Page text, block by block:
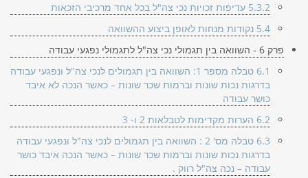
5.3.2 עדיפות זכויות נכי צה"ל בכל אחד מרכיבי הזכאות
5.4 נקודות מנחות לאופן ביצוע ההשוואה
פרק 6 - השוואה בין תגמולי נכי צה"ל לתגמולי נפגעי עבודה
6.1 טבלה מספר 1: השוואה בין תגמולים לנכי צה"ל ונפגעי עבודה
בדרגות נכות שונות וברמות שכר שונות – כאשר הנכה לא איבד
כושר עבודה
6.2 הערות מקדימות לטבלאות 2 ו- 3
6.3 טבלה מס' 2 : השוואה בין תגמולים לנכי צה"ל ונפגעי עבודה
בדרגות נכות שונות וברמות שכר שונות – כאשר הנכה איבד כושר
עבודה – נכה צה"ל רווק .